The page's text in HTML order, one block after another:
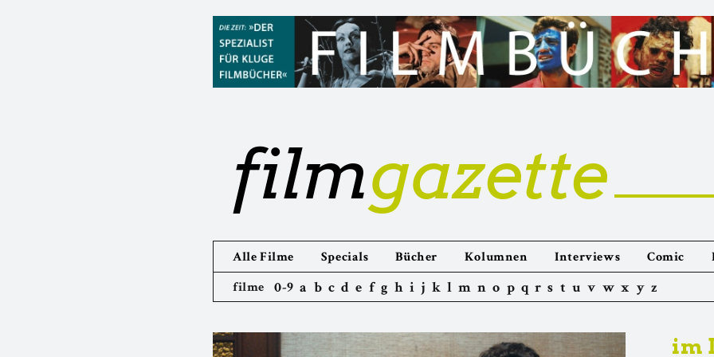
filmgazette
Alle Filme Specials Bücher Kolumnen Interviews Comic
filme 0-9 a b c d e f g h i j k l m n o p q r s t u v w x y z
im